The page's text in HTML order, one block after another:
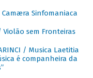
Camæra Sinfomaniaca
Violão sem Fronteiras
/ Musica Laetitia
é companheira da